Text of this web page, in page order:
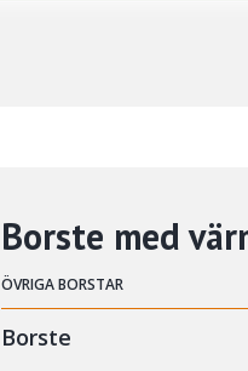
Borste med
ÖVRIGA BORSTAR
Borste